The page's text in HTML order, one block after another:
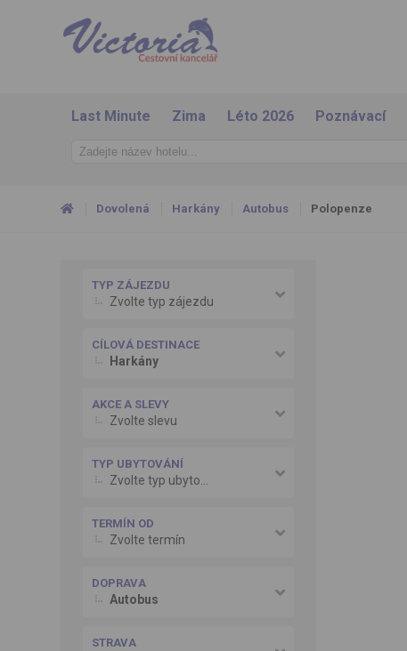
Last Minute Zima Léto 2026 Poznávací
Dovolená Harkány Autobus Polopenze
TYP ZÁJEZDU
Zvolte typ zájezdu
CÍLOVÁ DESTINACE
Harkány
AKCE A SLEVY
Zvolte slevu
TYP UBYTOVÁNÍ
Zvolte typ ubytování
TERMÍN OD
Zvolte termín
DOPRAVA
Autobus
STRAVA